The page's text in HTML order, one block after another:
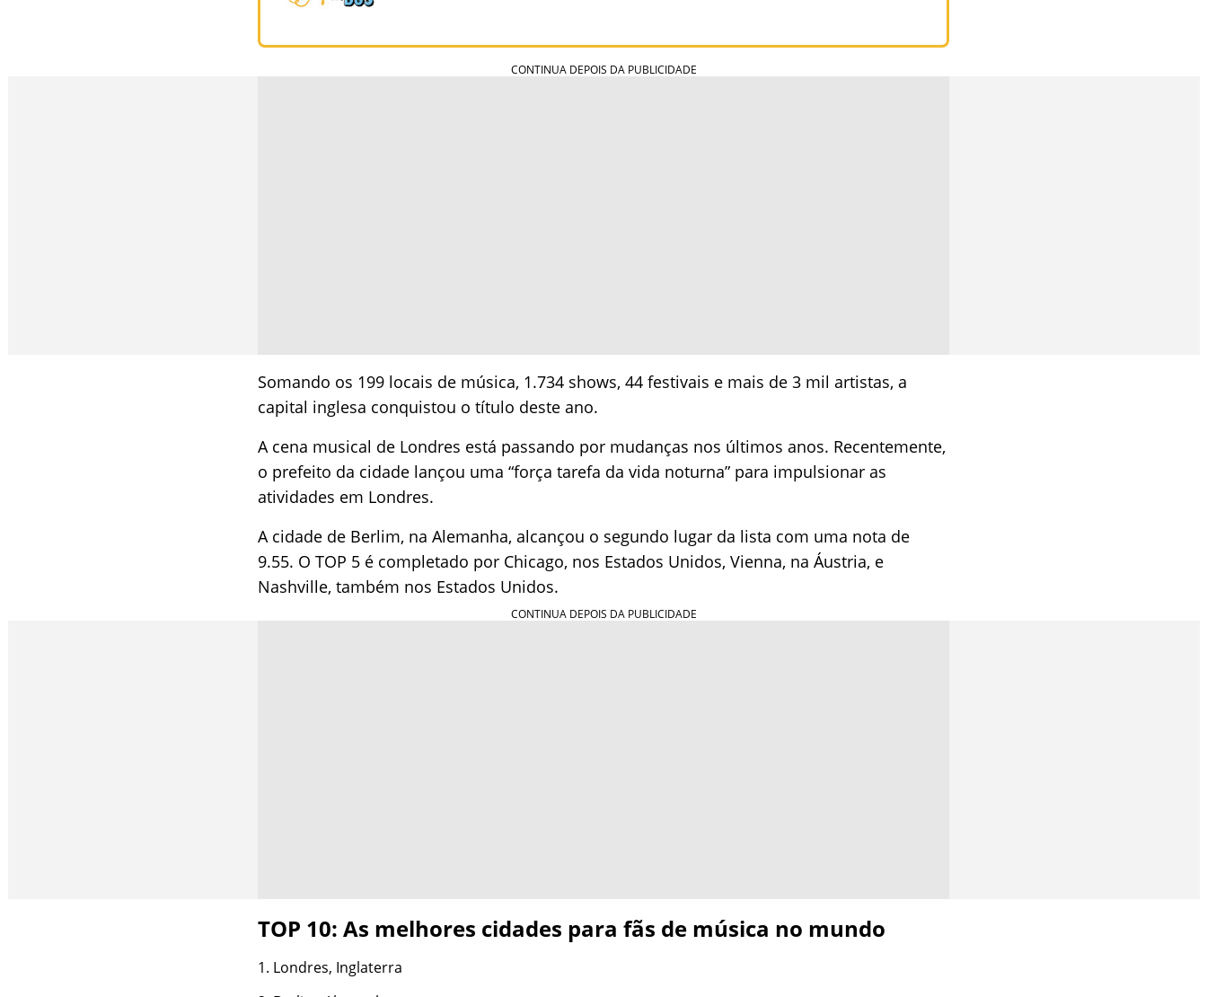
Somando os 199 locais de música, 1.734 shows, 44 festivais e mais de 3 mil artistas, a
capital inglesa conquistou o título deste ano.
A cena musical de Londres está passando por mudanças nos últimos anos. Recentemente,
o prefeito da cidade lançou uma “força tarefa da vida noturna” para impulsionar as
atividades em Londres.
A cidade de Berlim, na Alemanha, alcançou o segundo lugar da lista com uma nota de
9.55. O TOP 5 é completado por Chicago, nos Estados Unidos, Vienna, na Áustria, e
Nashville, também nos Estados Unidos.
TOP 10: As melhores cidades para fãs de música no mundo
Londres, Inglaterra